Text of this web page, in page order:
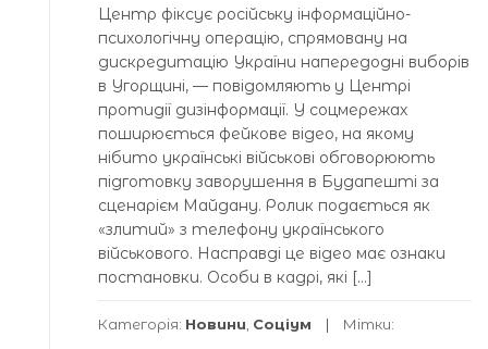
Центр фіксує російську інформаційно-
психологічну операцію, спрямовану на
дискредитацію України напередодні виборів
в Угорщині, — повідомляють у Центрі
протидії дизінформації. У соцмережах
поширюється фейкове відео, на якому
нібито українські військові обговорюють
підготовку заворушення в Будапешті за
сценарієм Майдану. Ролик подається як
«злитий» з телефону українського
військового. Насправді це відео має ознаки
постановки. Особи в кадрі, які […]
Категорія: Новини Соціум Мітки: